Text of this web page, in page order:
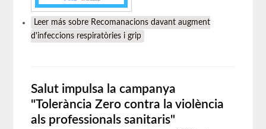
Leer más sobre Recomanacions davant augment
d'infeccions respiratòries i grip
Salut impulsa la campanya
"Tolerància Zero contra la violència
als professionals sanitaris"